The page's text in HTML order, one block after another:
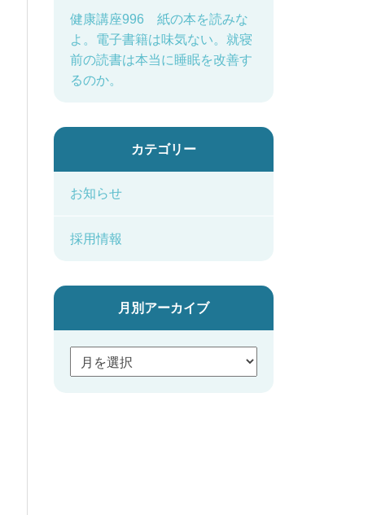
健康講座996 紙の本を読みな
よ。電子書籍は味気ない。就寝
前の読書は本当に睡眠を改善す
るのか。
カテゴリー
お知らせ
採用情報
月別アーカイブ